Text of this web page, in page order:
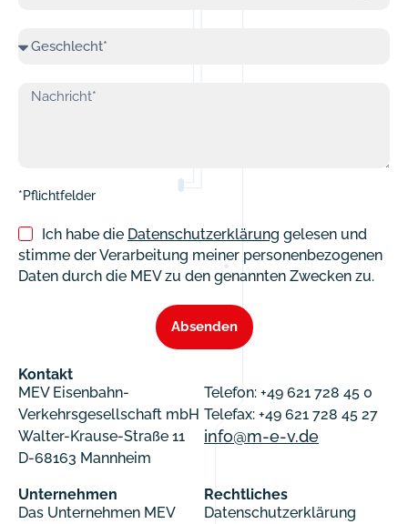
*Pflichtfelder
Ich habe die Datenschutzerklärung gelesen und
stimme der Verarbeitung meiner personenbezogenen
Daten durch die MEV zu den genannten Zwecken zu.
Absenden
Kontakt
MEV Eisenbahn-
Verkehrsgesellschaft mbH
Walter-Krause-Straße 11
D-68163 Mannheim
Telefon: +49 621 728 45 0
Telefax: +49 621 728 45 27
info@m-e-v.de
Unternehmen
Das Unternehmen MEV
Rechtliches
Datenschutzerklärung